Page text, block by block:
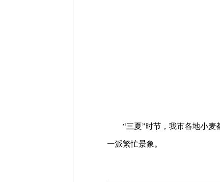
“三夏”时节，我市各地小麦都
一派繁忙景象。